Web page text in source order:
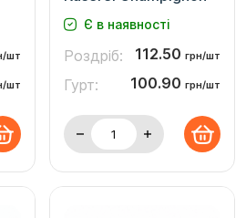
шт
шт
Є в наявності
Роздріб: 112.50 грн/шт
Гурт: 100.90 грн/шт